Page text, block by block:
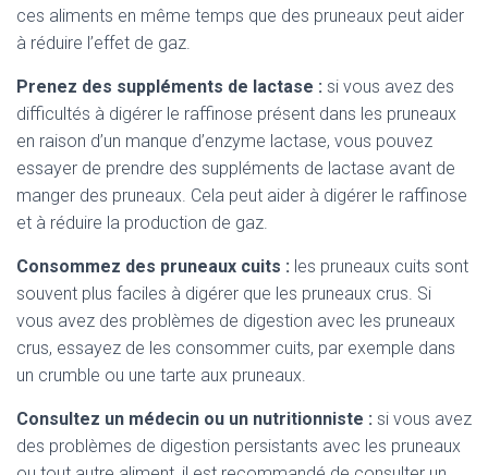
ces aliments en même temps que des pruneaux peut aider
à réduire l’effet de gaz.
Prenez des suppléments de lactase : si vous avez des
difficultés à digérer le raffinose présent dans les pruneaux
en raison d’un manque d’enzyme lactase, vous pouvez
essayer de prendre des suppléments de lactase avant de
manger des pruneaux. Cela peut aider à digérer le raffinose
et à réduire la production de gaz.
Consommez des pruneaux cuits : les pruneaux cuits sont
souvent plus faciles à digérer que les pruneaux crus. Si
vous avez des problèmes de digestion avec les pruneaux
crus, essayez de les consommer cuits, par exemple dans
un crumble ou une tarte aux pruneaux.
Consultez un médecin ou un nutritionniste : si vous avez
des problèmes de digestion persistants avec les pruneaux